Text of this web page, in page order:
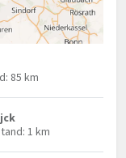
85 km
1 km